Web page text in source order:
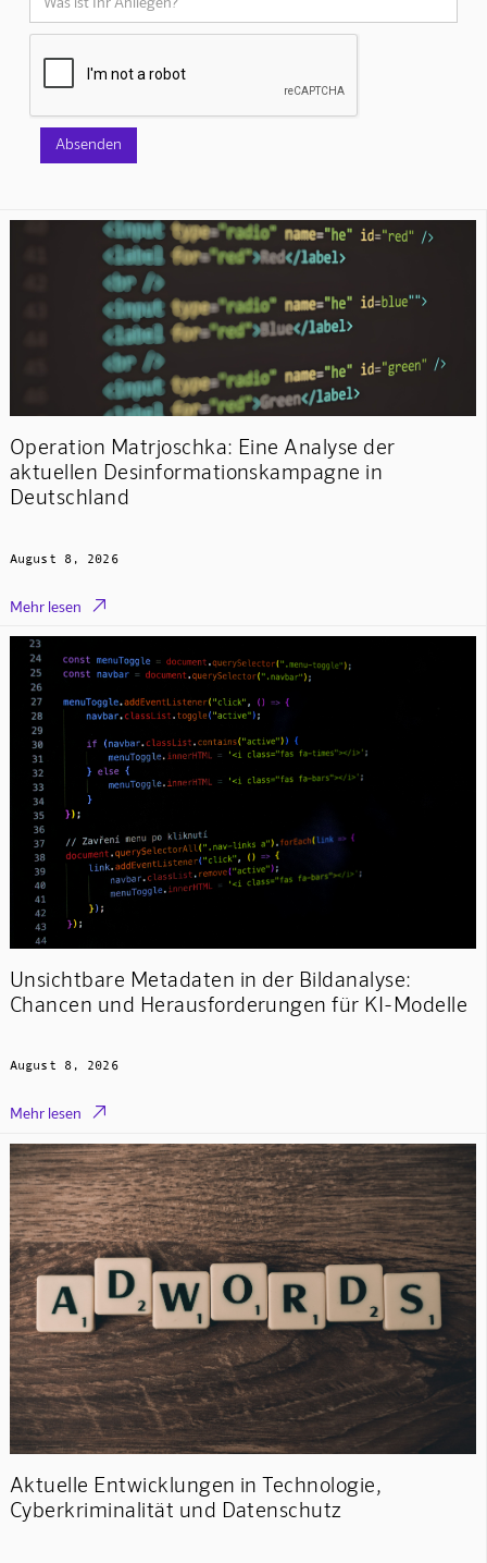
Operation Matrjoschka: Eine Analyse der
aktuellen Desinformationskampagne in
Deutschland
August 8, 2026
Mehr lesen 
Unsichtbare Metadaten in der Bildanalyse:
Chancen und Herausforderungen für KI-Modelle
August 8, 2026
Mehr lesen 
Aktuelle Entwicklungen in Technologie,
Cyberkriminalität und Datenschutz